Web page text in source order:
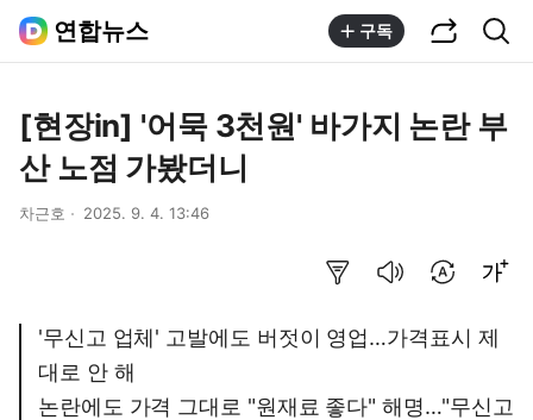
연합뉴스 구독
[현장in] '어묵 3천원' 바가지 논란 부
산 노점 가봤더니
차근호 2025. 9. 4. 13:46
'무신고 업체' 고발에도 버젓이 영업…가격표시 제
대로 안 해
논란에도 가격 그대로 "원재료 좋다" 해명…"무신고